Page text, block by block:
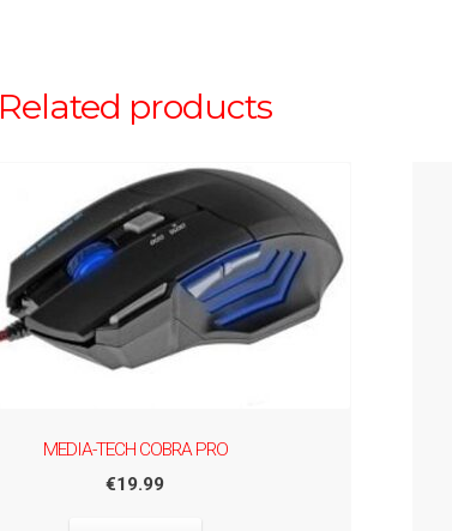
Related products
MEDIA-TECH COBRA PRO
€19.99